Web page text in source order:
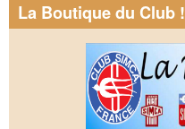
La Boutique du Club !